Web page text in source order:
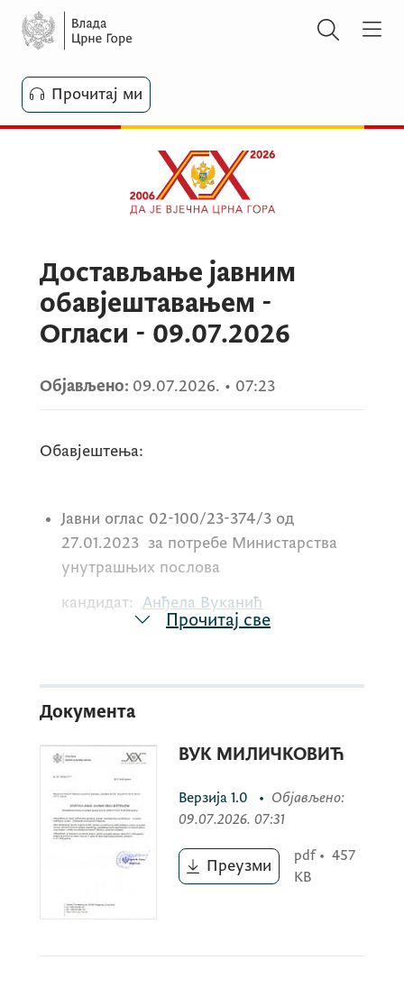
Прочитај ми
Достављање јавним
обавјештавањем -
Огласи - 09.07.2026
Објављено: 09.07.2026. • 07:23
Обавјештења:
Јавни оглас 02-100/23-374/3 од
27.01.2023 за потребе Министарства
унутрашњих послова
кандидат: Анђела Вуканић
29.12.2025 за потребе Министарства
просторног планирања, урбанизма и
државне имовине
кандидати:
Рада Перовић
Вук Миличковић
Прочитај све
Документа
ВУК МИЛИЧКОВИЋ
Верзија 1.0 • Објављено:
09.07.2026. 07:31
Преузми
pdf • 457
KB